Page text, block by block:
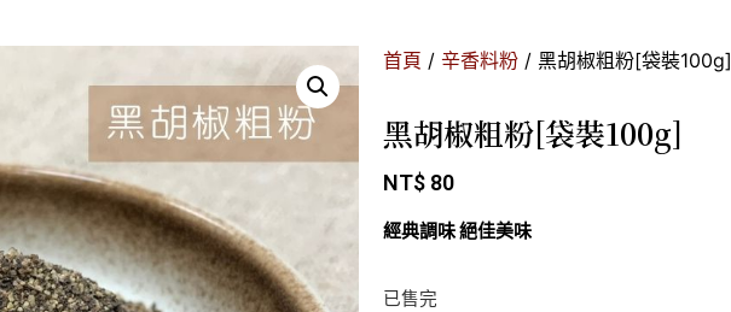
首頁 / 辛香料粉 / 黑胡椒粗粉[袋裝100g]
黑胡椒粗粉[袋裝100g]
NT$ 80
經典調味 絕佳美味
已售完